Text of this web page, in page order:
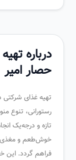
درباره تهیه
حصار امیر
تهیه غذای شرکتی در
رستورانی، تنوع منوی
تازه و درجه‌یک انجام
خوش‌طعم و مغذی برای
فراهم گردد. این خدمات